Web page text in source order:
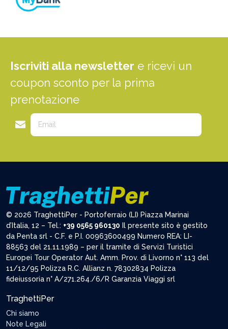
Iscriviti alla newsletter e ricevi un
coupon sconto per la prima
prenotazione
© 2026 TraghettiPer - Portoferraio (LI) Piazza Marinai
d’Italia, 12 – Tel.: +39 0565 960130 Il presente sito è gestito
da Penta srl - C.F. e P.I. 00963600499 Numero REA: LI-
88563 del 21.11.1989 – per il tramite di Servizi Turistici
Europei Tour Operator Aut. Amm. Prov. di Livorno n° 113 del
11/12/95 Polizza R.C. Allianz n. 78302834 Polizza
fideiussoria n° A/271.264./6/R Garanzia Viaggi srl
TraghettiPer
Chi siamo
Note Legali